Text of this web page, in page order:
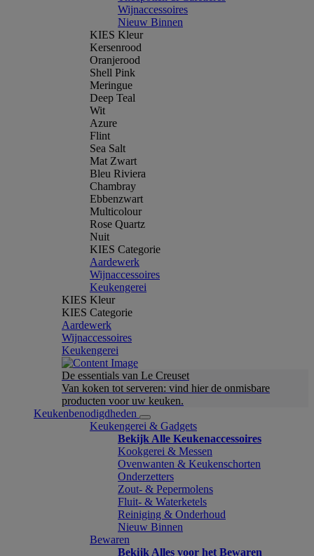
Wijnaccessoires
Nieuw Binnen
KIES Kleur
Kersenrood
Oranjerood
Shell Pink
Meringue
Deep Teal
Wit
Azure
Flint
Sea Salt
Mat Zwart
Bleu Riviera
Chambray
Ebbenzwart
Multicolour
Rose Quartz
Nuit
KIES Categorie
Aardewerk
Wijnaccessoires
Keukengerei
KIES Kleur
KIES Categorie
Aardewerk
Wijnaccessoires
Keukengerei
De essentials van Le Creuset
Van koken tot serveren: vind hier de onmisbare
producten voor uw keuken.
Keukenbenodigdheden
Keukengerei & Gadgets
Bekijk Alle Keukenaccessoires
Kookgerei & Messen
Ovenwanten & Keukenschorten
Onderzetters
Zout- & Pepermolens
Fluit- & Waterketels
Reiniging & Onderhoud
Nieuw Binnen
Bewaren
Bekijk Alles voor het Bewaren